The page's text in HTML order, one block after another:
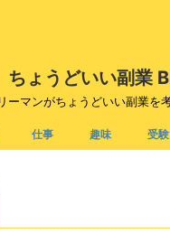
ちょうどいい副業
ーマンがちょうどいい副業を
仕事 趣味 受験